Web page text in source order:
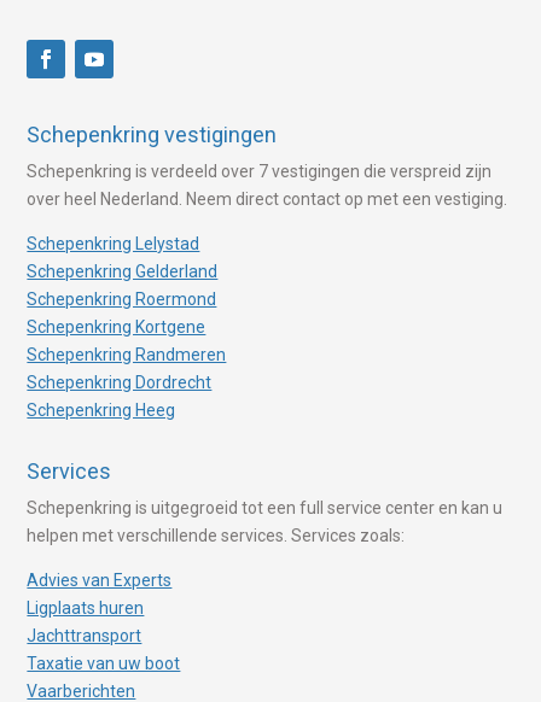
Schepenkring vestigingen
Schepenkring is verdeeld over 7 vestigingen die verspreid zijn
over heel Nederland. Neem direct contact op met een vestiging.
Schepenkring Lelystad
Schepenkring Gelderland
Schepenkring Roermond
Schepenkring Kortgene
Schepenkring Randmeren
Schepenkring Dordrecht
Schepenkring Heeg
Services
Schepenkring is uitgegroeid tot een full service center en kan u
helpen met verschillende services. Services zoals:
Advies van Experts
Ligplaats huren
Jachttransport
Taxatie van uw boot
Vaarberichten